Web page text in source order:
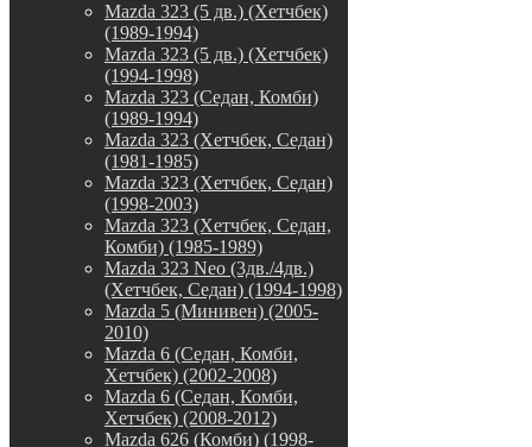
Mazda 323 (5 дв.) (Хетчбек)
(1989-1994)
Mazda 323 (5 дв.) (Хетчбек)
(1994-1998)
Mazda 323 (Седан, Комби)
(1989-1994)
Mazda 323 (Хетчбек, Седан)
(1981-1985)
Mazda 323 (Хетчбек, Седан)
(1998-2003)
Mazda 323 (Хетчбек, Седан,
Комби) (1985-1989)
Mazda 323 Neo (3дв./4дв.)
(Хетчбек, Седан) (1994-1998)
Mazda 5 (Минивен) (2005-
2010)
Mazda 6 (Седан, Комби,
Хетчбек) (2002-2008)
Mazda 6 (Седан, Комби,
Хетчбек) (2008-2012)
Mazda 626 (Комби) (1998-